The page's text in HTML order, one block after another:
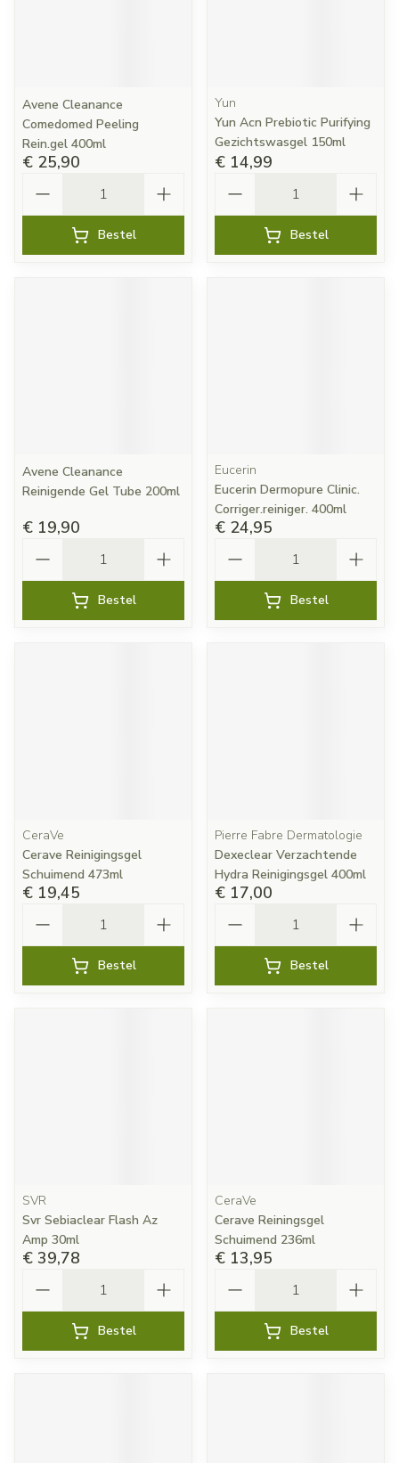
Avene Cleanance
Comedomed Peeling
Rein.gel 400ml
€ 25,90
Bestel
Yun
Yun Acn Prebiotic Purifying
Gezichtswasgel 150ml
€ 14,99
Bestel
Avene Cleanance
Reinigende Gel Tube 200ml
€ 19,90
Bestel
Eucerin
Eucerin Dermopure Clinic.
Corriger.reiniger. 400ml
€ 24,95
Bestel
CeraVe
Cerave Reinigingsgel
Schuimend 473ml
€ 19,45
Bestel
Pierre Fabre Dermatologie
Dexeclear Verzachtende
Hydra Reinigingsgel 400ml
€ 17,00
Bestel
SVR
Svr Sebiaclear Flash Az
Amp 30ml
€ 39,78
Bestel
CeraVe
Cerave Reiningsgel
Schuimend 236ml
€ 13,95
Bestel